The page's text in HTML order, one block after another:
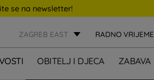
se na newsletter!
ZAGREB EAST RADNO VRIJEME
OBITELJ I DJECA ZABAVA